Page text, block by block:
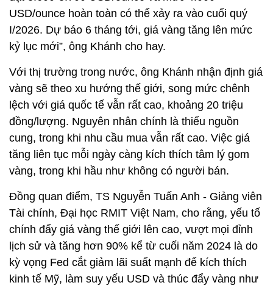
USD/ounce hoàn toàn có thể xảy ra vào cuối quý
I/2026. Dự báo 6 tháng tới, giá vàng tăng lên mức
kỷ lục mới”, ông Khánh cho hay.
Với thị trường trong nước, ông Khánh nhận định giá
vàng sẽ theo xu hướng thế giới, song mức chênh
lệch với giá quốc tế vẫn rất cao, khoảng 20 triệu
đồng/lượng. Nguyên nhân chính là thiếu nguồn
cung, trong khi nhu cầu mua vẫn rất cao. Việc giá
tăng liên tục mỗi ngày càng kích thích tâm lý gom
vàng, trong khi hầu như không có người bán.
Đồng quan điểm, TS Nguyễn Tuấn Anh - Giảng viên
Tài chính, Đại học RMIT Việt Nam, cho rằng, yếu tố
chính đẩy giá vàng thế giới lên cao, vượt mọi đỉnh
lịch sử và tăng hơn 90% kể từ cuối năm 2024 là do
kỳ vọng Fed cắt giảm lãi suất mạnh để kích thích
kinh tế Mỹ, làm suy yếu USD và thúc đẩy vàng như